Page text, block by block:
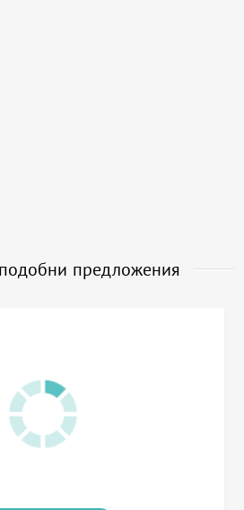
предложения